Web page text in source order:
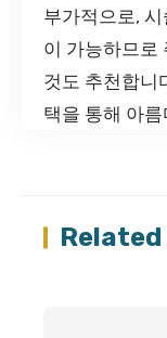
부가적으로,
이 가능하므로
것도 추천합니
택을 통해 아